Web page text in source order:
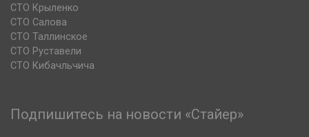
СТО Крыленко
СТО Салова
СТО Таллинское
СТО Руставели
СТО Кибачльчича
Подпишитесь на новости «Стайер»